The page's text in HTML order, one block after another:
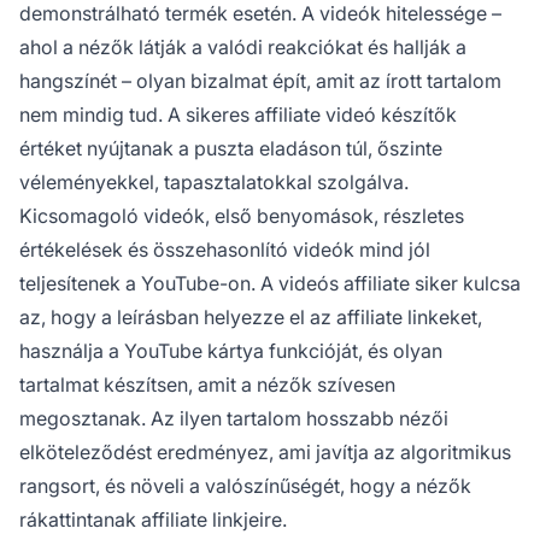
demonstrálható termék esetén. A videók hitelessége –
ahol a nézők látják a valódi reakciókat és hallják a
hangszínét – olyan bizalmat épít, amit az írott tartalom
nem mindig tud. A sikeres affiliate videó készítők
értéket nyújtanak a puszta eladáson túl, őszinte
véleményekkel, tapasztalatokkal szolgálva.
Kicsomagoló videók, első benyomások, részletes
értékelések és összehasonlító videók mind jól
teljesítenek a YouTube-on. A videós affiliate siker kulcsa
az, hogy a leírásban helyezze el az affiliate linkeket,
használja a YouTube kártya funkcióját, és olyan
tartalmat készítsen, amit a nézők szívesen
megosztanak. Az ilyen tartalom hosszabb nézői
elköteleződést eredményez, ami javítja az algoritmikus
rangsort, és növeli a valószínűségét, hogy a nézők
rákattintanak affiliate linkjeire.